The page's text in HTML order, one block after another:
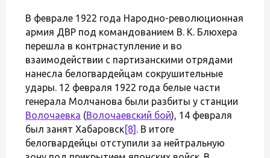
В феврале 1922 года Народно-революционная
армия ДВР под командованием В. К. Блюхера
перешла в контрнаступление и во
взаимодействии с партизанскими отрядами
нанесла белогвардейцам сокрушительные
удары. 12 февраля 1922 года белые части
генерала Молчанова были разбиты у станции
Волочаевка (Волочаевский бой), 14 февраля
был занят Хабаровск[8] . В итоге
белогвардейцы отступили за нейтральную